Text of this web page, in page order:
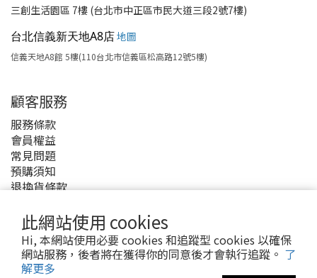
此網站使用 cookies
Hi, 本網站使用必要 cookies 和追蹤型 cookies 以確保
網站服務，後者將在獲得你的同意後才會執行追蹤。 了
解更多
三創生活園區 7樓 (台北市中正區市民大道三段2號7樓)
台北信義新天地A8店地圖
信義天地A8館 5樓(110台北市信義區松高路12號5樓)
顧客服務
服務條款
會員權益
常見問題
預購須知
退換貨條款